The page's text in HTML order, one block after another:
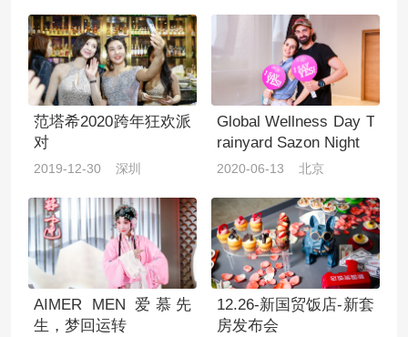
范塔希2020跨年狂欢派
对
2019-12-30 深圳
Global Wellness Day T
rainyard Sazon Night
2020-06-13 北京
AIMER MEN 爱慕先
生，梦回运转
12.26-新国贸饭店-新套
房发布会